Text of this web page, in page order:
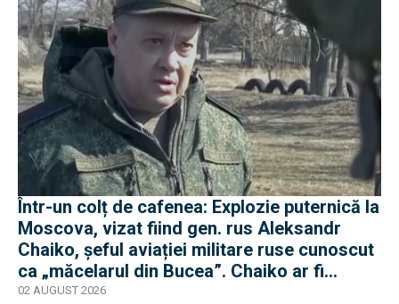
Într-un colț de cafenea: Explozie puternică la
Moscova, vizat fiind gen. rus Aleksandr
Chaiko, șeful aviației militare ruse cunoscut
ca „măcelarul din Bucea”. Chaiko ar fi
supraviețuit
02 AUGUST 2026